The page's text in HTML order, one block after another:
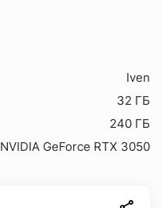
Iven
32 ГБ
240 ГБ
NVIDIA GeForce RTX 3050